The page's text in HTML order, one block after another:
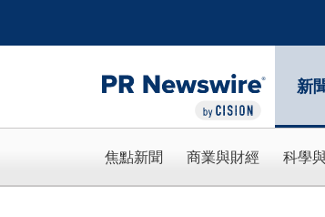
新
焦點新聞 商業與財經 科學